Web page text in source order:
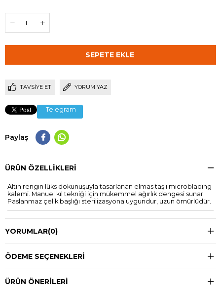
TAVSIYE ET YORUM YAZ
Telegram
Paylaş
ÜRÜN ÖZELLIKLERI
Altın rengin lüks dokunuşuyla tasarlanan elmas taşlı microblading
kalemi. Manuel kıl tekniği için mükemmel ağırlık dengesi sunar.
Paslanmaz çelik başlığı sterilizasyona uygundur, uzun ömürlüdür.
YORUMLAR(0)
ÖDEME SEÇENEKLERI
ÜRÜN ÖNERILERI